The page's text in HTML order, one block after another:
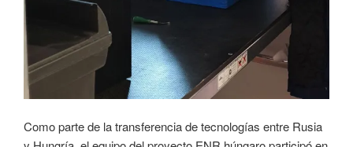
Como parte de la transferencia de tecnologías entre Rusia